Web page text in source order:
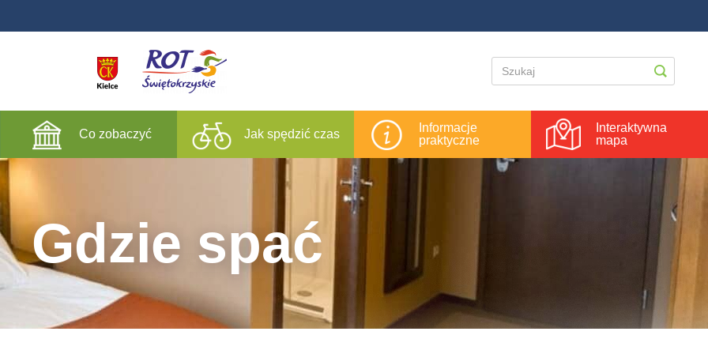
Co zobaczyć Jak spędzić czas
Informacje
praktyczne
Interaktywna
mapa
Gdzie spać